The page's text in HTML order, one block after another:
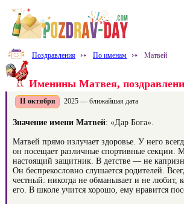
Поздравления ⤐ По именам ⤐ Матвей
Именины Матвея,
11 октября 2025 — ближайшая дата
Значение имени Матвей: «Дар Бога».
Матвей прямо излучает здоровье. У него
он посещает различные спортивные секции.
настоящий защитник. В детстве — не
Он беспрекословно слушается родителей.
честный: никогда не обманывает и не любит,
его. В школе учится хорошо, ему нравится